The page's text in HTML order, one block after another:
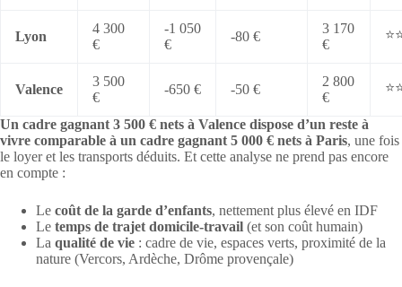
Lyon
4 300
€
-1 050
€
-80 €
3 170
€
Valence
3 500
€
-650 € -50 €
2 800
€
Un cadre gagnant 3 500 € nets à Valence dispose d’un reste à
vivre comparable à un cadre gagnant 5 000 € nets à Paris, une fois
le loyer et les transports déduits. Et cette analyse ne prend pas encore
en compte :
Le coût de la garde d’enfants, nettement plus élevé en IDF
Le temps de trajet domicile-travail (et son coût humain)
La qualité de vie : cadre de vie, espaces verts, proximité de la
nature (Vercors, Ardèche, Drôme provençale)